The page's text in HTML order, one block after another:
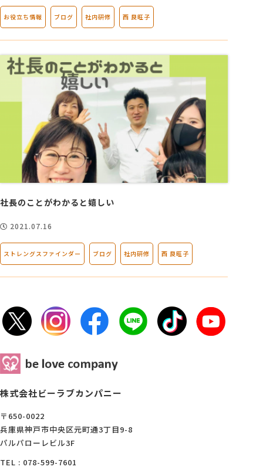
お役立ち情報 ブログ 社内研修 西 良旺子
社長のことがわかると嬉しい
2021.07.16
ストレングスファインダー ブログ 社内研修 西 良旺子
株式会社ビーラブカンパニー
〒650-0022
兵庫県神戸市中央区元町通3丁目9-8
パルパローレビル3F
TEL : 078-599-7601